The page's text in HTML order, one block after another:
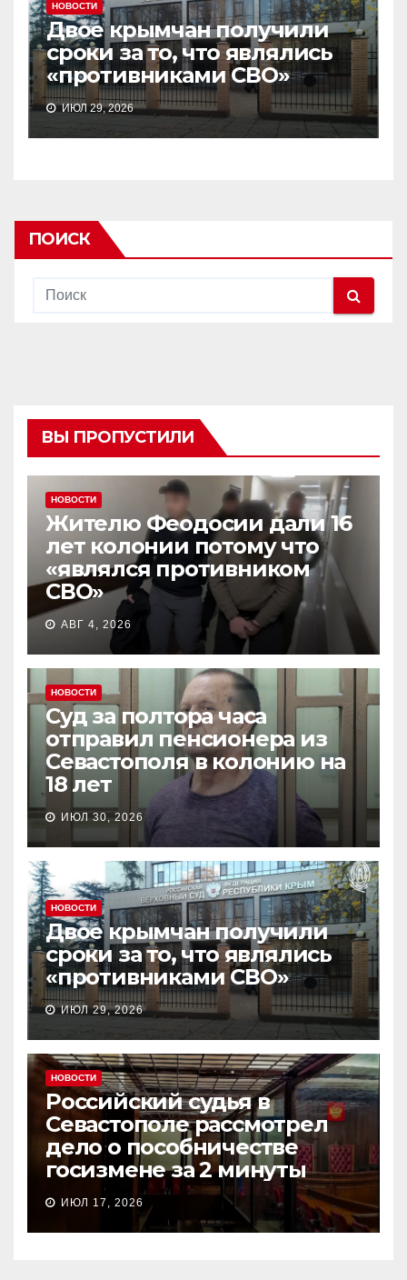
НОВОСТИ
Двое крымчан получили
сроки за то, что являлись
«противниками СВО»
ИЮЛ 29, 2026
ПОИСК
ВЫ ПРОПУСТИЛИ
НОВОСТИ
Жителю Феодосии дали 16
лет колонии потому что
«являлся противником
СВО»
АВГ 4, 2026
НОВОСТИ
Суд за полтора часа
отправил пенсионера из
Севастополя в колонию на
18 лет
ИЮЛ 30, 2026
НОВОСТИ
Двое крымчан получили
сроки за то, что являлись
«противниками СВО»
ИЮЛ 29, 2026
НОВОСТИ
Российский судья в
Севастополе рассмотрел
дело о пособничестве
госизмене за 2 минуты
ИЮЛ 17, 2026